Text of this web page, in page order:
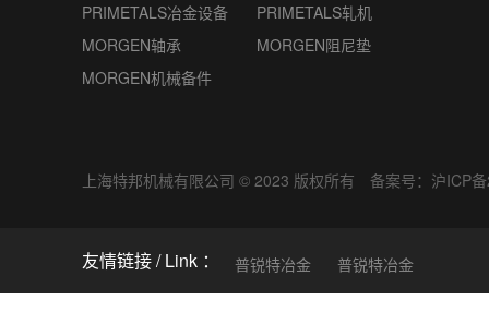
PRIMETALS冶金设备
PRIMETALS轧机
MORGEN轴承
MORGEN阻尼垫
MORGEN机械备件
上海特邦机械有限公司 © 2023 版权所有 备案号： 沪ICP
友情链接 普锐特冶金 普锐特冶金